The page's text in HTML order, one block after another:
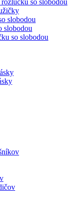
so slobodou
slobodou
slobodou
so slobodou